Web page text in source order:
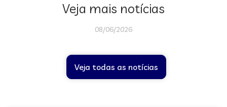
Veja mais notícias
08/06/2026
Veja todas as notícias